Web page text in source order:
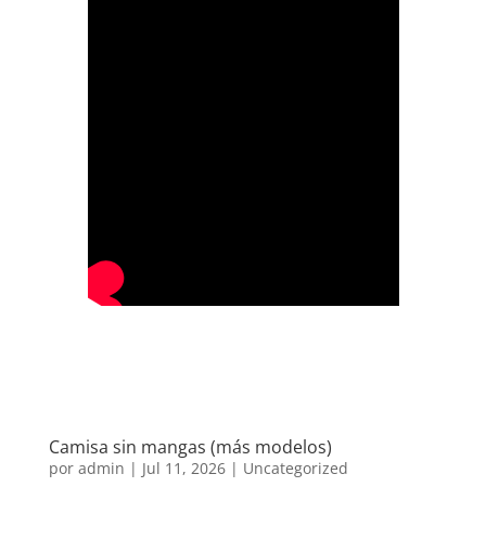
Camisa sin mangas (más modelos)
por admin | Jul 11, 2026| Uncategorized